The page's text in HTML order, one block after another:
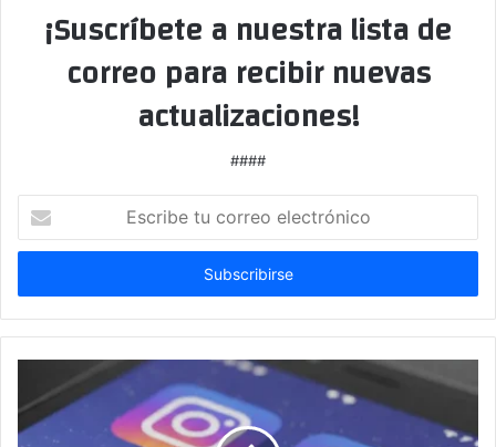
¡Suscríbete a nuestra lista de
correo para recibir nuevas
actualizaciones!
####
correo